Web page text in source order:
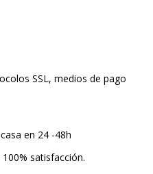
SSL, medios de pago
en 24 -48h
satisfacción.